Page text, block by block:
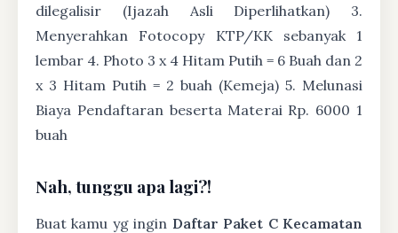
dilegalisir (Ijazah Asli Diperlihatkan) 3.
Menyerahkan Fotocopy KTP/KK sebanyak 1
lembar 4. Photo 3 x 4 Hitam Putih = 6 Buah dan 2
x 3 Hitam Putih = 2 buah (Kemeja) 5. Melunasi
Biaya Pendaftaran beserta Materai Rp. 6000 1
buah
Nah, tunggu apa lagi?!
Buat kamu yg ingin Daftar Paket C Kecamatan